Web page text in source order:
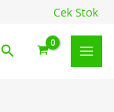
Cek Stok
Cari